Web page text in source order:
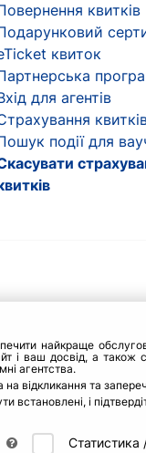
квитків
квиток
для агентів
події для
найкраще
і ваш досвід, а
агентства.
відкликання та
встановлені, і
Статистика